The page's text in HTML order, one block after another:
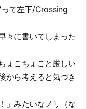
って左下/Crossing
々に書いてしまった
ょこちょこと厳しい
から考えると気づき
」みたいなノリ（な